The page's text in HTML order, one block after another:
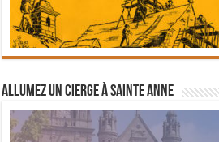
Allumez un cierge à Sainte Anne